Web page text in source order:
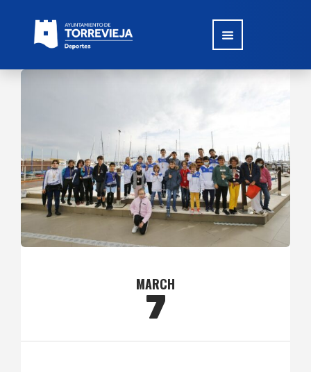
MARCH
7